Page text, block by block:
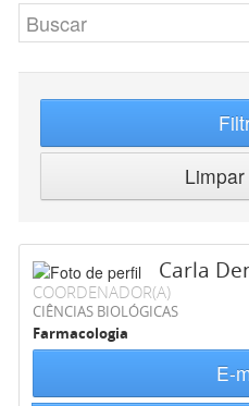
Carla
COORDENADOR(A)
CIÊNCIAS BIOLÓGICAS
Farmacologia
E-